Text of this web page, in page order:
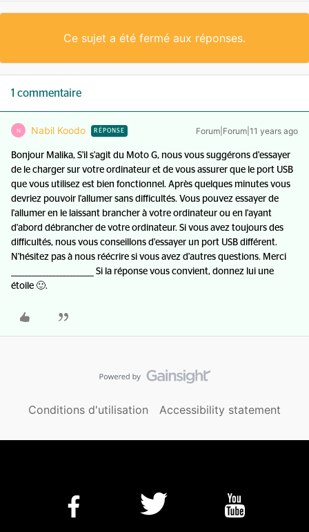
Ce sujet a été fermé aux réponses.
1 commentaire
N Nabil Koodo RÉPONSE Forum|Forum|11 years ago
Bonjour Malika, S'il s'agit du Moto G, nous vous suggérons d'essayer
de le charger sur votre ordinateur et de vous assurer que le port USB
que vous utilisez est bien fonctionnel. Après quelques minutes vous
devriez pouvoir l'allumer sans difficultés. Vous pouvez essayer de
l'allumer en le laissant brancher à votre ordinateur ou en l'ayant
d'abord débrancher de votre ordinateur. Si vous avez toujours des
difficultés, nous vous conseillons d'essayer un port USB différent.
N'hésitez pas à nous réécrire si vous avez d'autres questions. Merci
________________________ Si la réponse vous convient, donnez lui une
étoile 🙂.
Conditions d'utilisation Accessibility statement